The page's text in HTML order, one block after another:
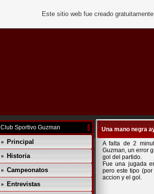
Club Sportivo Guzman
Principal
Historia
Campeonatos
Entrevistas
Una mano negra
A falta de 2
Guzman, un error
gol del partido.
Fue una jugada
pero este tipo
accion y el gol.
Este sitio web fue creado